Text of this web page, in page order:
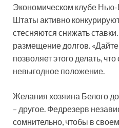
Экономическом клубе
Штаты активно
стесняются снижать
размещение долгов.
позволяет этого делать,
невыгодное положение.
Желания хозяина Белого
– другое. Федрезерв
сомнительно, чтобы в